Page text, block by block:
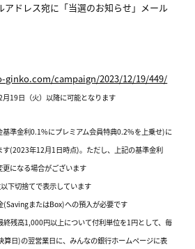
アドレス宛に「当選のお知らせ」メール
campaign/2023/12/19/449/
19日（火）以降に可能となります
準金利0.1%にプレミアム会員特典0.2%を上乗せ)に
(2023年12月1日時点)。ただし、上記の基準金利
になる場合がございます
下切捨てで表示しています
またはBox)への預入が必要です
残高1,000円以上について付利単位を1円として、毎
日)の翌営業日に、みんなの銀行ホームページに表